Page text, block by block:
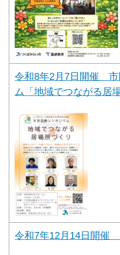
令和8年2月7日開催 市
ム「地域でつながる居
令和7年12月14日開催